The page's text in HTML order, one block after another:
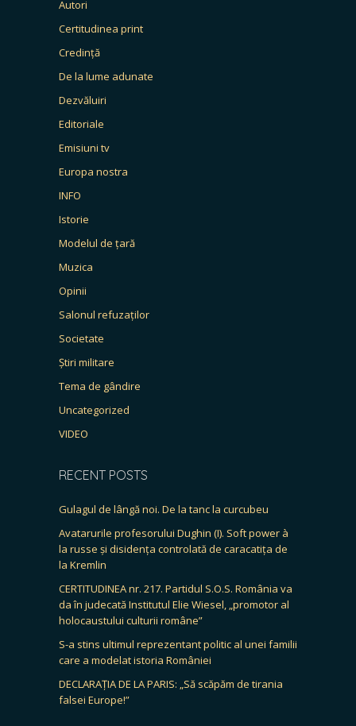
Autori
Certitudinea print
Credință
De la lume adunate
Dezvăluiri
Editoriale
Emisiuni tv
Europa nostra
INFO
Istorie
Modelul de țară
Muzica
Opinii
Salonul refuzaților
Societate
Știri militare
Tema de gândire
Uncategorized
VIDEO
RECENT POSTS
Gulagul de lângă noi. De la tanc la curcubeu
Avatarurile profesorului Dughin (I). Soft power à
la russe și disidența controlată de caracatița de
la Kremlin
CERTITUDINEA nr. 217. Partidul S.O.S. România va
da în judecată Institutul Elie Wiesel, „promotor al
holocaustului culturii române”
S-a stins ultimul reprezentant politic al unei familii
care a modelat istoria României
DECLARAȚIA DE LA PARIS: „Să scăpăm de tirania
falsei Europe!”